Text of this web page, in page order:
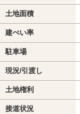
土地面積
建ぺい率
駐車場
現況/引渡し
土地権利
接道状況